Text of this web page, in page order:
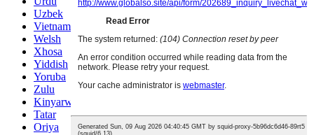
Uzbek
Vietnamese
Welsh
Xhosa
Yiddish
Yoruba
Zulu
Kinyarwanda
Tatar
Oriya